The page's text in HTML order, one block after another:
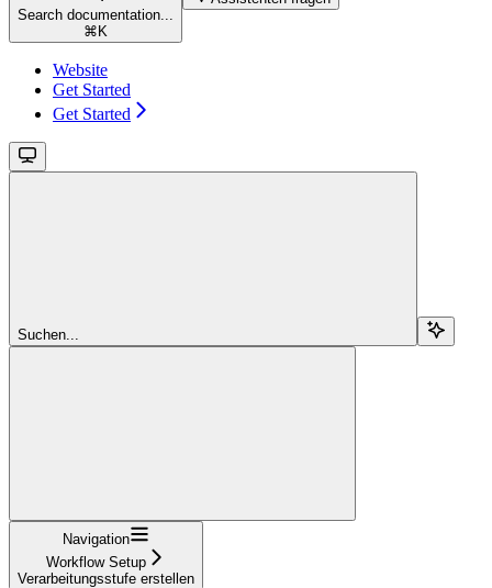
Search documentation...
⌘ K
Website
Get Started
Get Started
Suchen...
Navigation
Workflow Setup
Verarbeitungsstufe erstellen